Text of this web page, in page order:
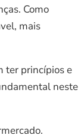
Como
mais
ter princípios e
neste